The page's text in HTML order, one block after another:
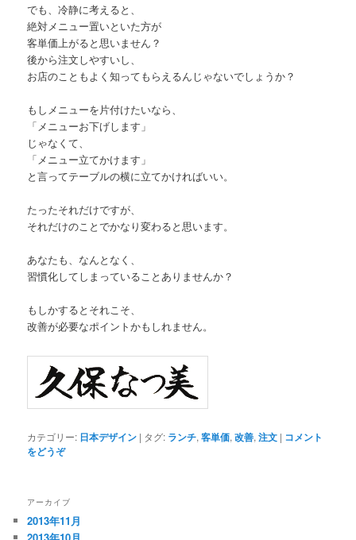
でも、冷静に考えると、
絶対メニュー置いといた方が
客単価上がると思いません？
後から注文しやすいし、
お店のこともよく知ってもらえるんじゃないでしょうか？
もしメニューを片付けたいなら、
「メニューお下げします」
じゃなくて、
「メニュー立てかけます」
と言ってテーブルの横に立てかければいい。
たったそれだけですが、
それだけのことでかなり変わると思います。
あなたも、なんとなく、
習慣化してしまっていることありませんか？
もしかするとそれこそ、
改善が必要なポイントかもしれません。
カテゴリー: 日本デザイン | タグ: ランチ,客単価,改善,注文 | コメント
をどうぞ
アーカイブ
2013年11月